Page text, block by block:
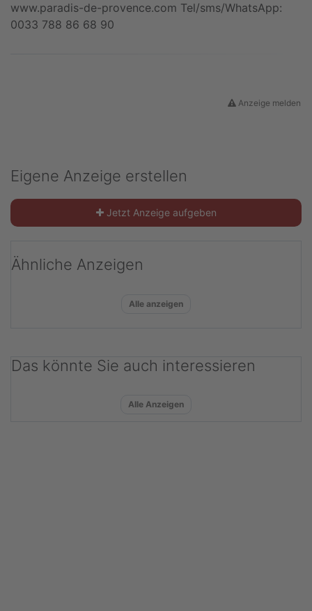
Eigene Anzeige erstellen
Jetzt Anzeige aufgeben
Ähnliche Anzeigen
Alle anzeigen
www.paradis-de-provence.com Tel/sms/WhatsApp:
0033 788 86 68 90
Anzeige melden
Das könnte Sie auch interessieren
Alle Anzeigen